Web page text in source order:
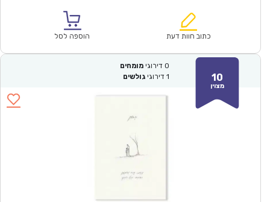
₪70.00.
הוא:
כתוב חוות דעת הוספה לסל
10
מצוין
0 דירוגי מומחים
1 דירוגי גולשים